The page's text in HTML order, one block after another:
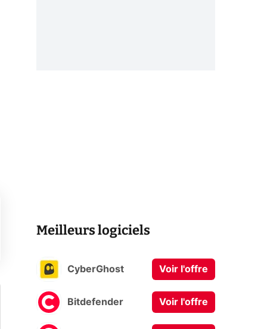
Meilleurs logiciels
CyberGhost Voir l'offre
Bitdefender Voir l'offre